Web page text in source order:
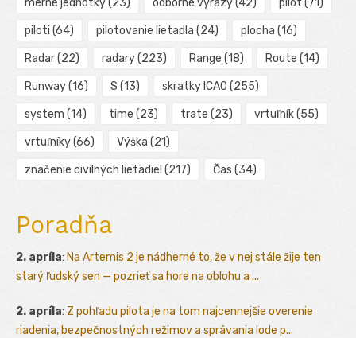
merné jednotky(23) odborné výrazy(42) pilot (71)
piloti (64) pilotovanie lietadla (24) plocha (16)
Radar(22) radary(223) Range (18) Route (14)
Runway(16) S (13) skratky ICAO (255)
system (14) time (23) trate (23) vrtuľník(55)
vrtuľníky(66) Výška (21)
značenie civilných lietadiel (217) Čas (34)
Poradňa
2. apríla: Na Artemis 2 je nádherné to, že v nej stále žije ten
starý ľudský sen — pozrieť sa hore na oblohu a ...
2. apríla: Z pohľadu pilota je na tom najcennejšie overenie
riadenia, bezpečnostných režimov a správania lode p...